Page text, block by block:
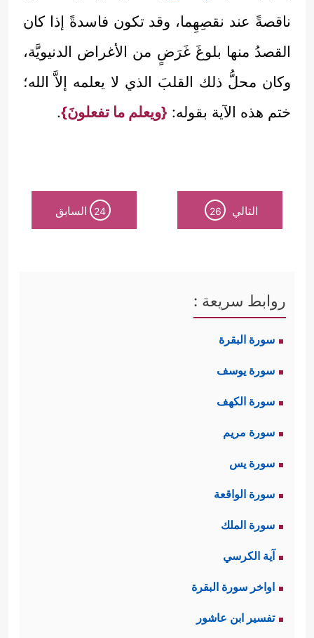
ناقصةً عند نقصِهِما، وقد تكون فاسدةً إذا كان
القصدُ منها بلوغَ غَرَضٍ من الأغراض الدنيويَّة،
وكان محلُّ ذلك القلبَ الذي لا يعلمه إلاَّ الله؛
ختم هذه الآية بقوله: {ويعلم ما تفعلونَ}.
التالي 26
24 السابق
روابط سريعة :
سورة البقرة
سورة يوسف
سورة الكهف
سورة مريم
سورة يس
سورة الواقعة
سورة الملك
آية الكرسي
اواخر سورة البقرة
تفسير ابن عاشور